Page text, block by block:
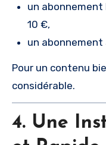
un abonnement
10 €,
un
Pour un contenu
considérable.
4. Une